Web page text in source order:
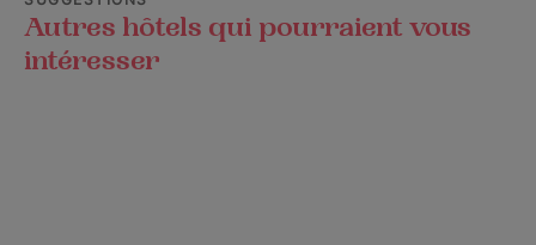
Autres hôtels qui pourraient vous
intéresser